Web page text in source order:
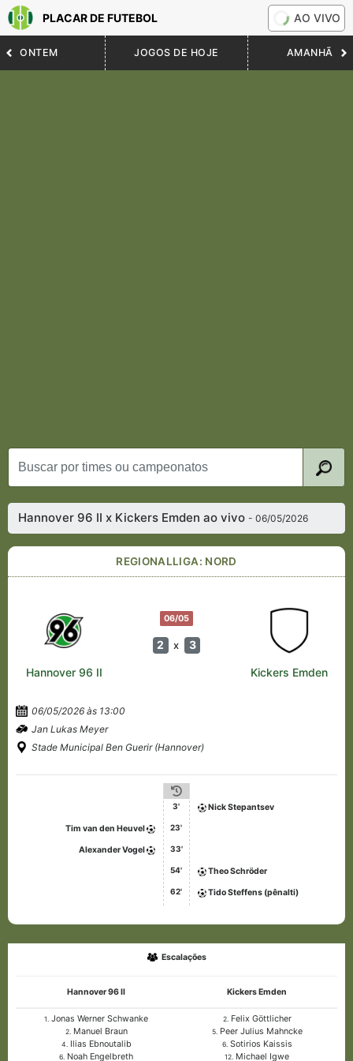
PLACAR DE FUTEBOL AO VIVO
ONTEM JOGOS DE HOJE AMANHÃ
Hannover 96 II x Kickers Emden ao vivo- 06/05/2026
REGIONALLIGA: NORD
06/05
2 x 3
Hannover 96 II Kickers Emden
06/05/2026 às 13:00
Jan Lukas Meyer
Stade Municipal Ben Guerir (Hannover)
3' Nick Stepantsev
Tim van den Heuvel 23'
Alexander Vogel 33'
54' Theo Schröder
62' Tido Steffens (pênalti)
Escalações
Hannover 96 II Kickers Emden
1. Jonas Werner Schwanke
2.Manuel Braun
4. Ilias Ebnoutalib
6. Noah Engelbreth
2.Felix Göttlicher
5.Peer Julius Mahncke
6.Sotirios Kaissis
12. Michael Igwe